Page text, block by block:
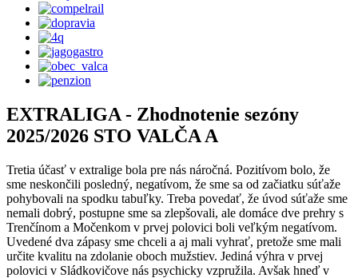
EXTRALIGA - Zhodnotenie sezóny
2025/2026 STO VALČA A
Tretia účasť v extralige bola pre nás náročná. Pozitívom bolo, že
sme neskončili posledný, negatívom, že sme sa od začiatku súťaže
pohybovali na spodku tabuľky. Treba povedať, že úvod súťaže sme
nemali dobrý, postupne sme sa zlepšovali, ale domáce dve prehry s
Trenčínom a Močenkom v prvej polovici boli veľkým negatívom.
Uvedené dva zápasy sme chceli a aj mali vyhrať, pretože sme mali
určite kvalitu na zdolanie oboch mužstiev. Jediná výhra v prvej
polovici v Sládkovičove nás psychicky vzpružila. Avšak hneď v